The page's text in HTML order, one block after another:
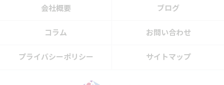
会社概要 ブログ
コラム お問い合わせ
プライバシーポリシー サイトマップ